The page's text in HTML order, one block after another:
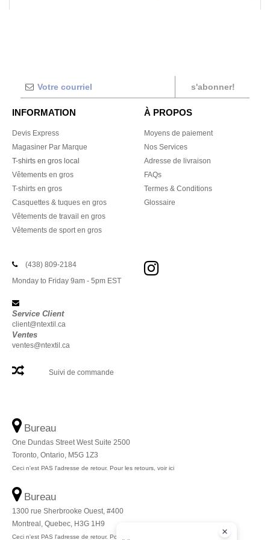
s'abonner!
INFORMATION
Devis Express
Magasiner Par Marque
T-shirts en gros local
Vêtements en gros
T-shirts en gros
Casquettes & tuques en gros
Vêtements de travail en gros
Vêtements de sport en gros
À PROPOS
Moyens de paiement
Nos Services
Adresse de livraison
FAQs
Termes & Conditions
Glossaire
(438) 809-2184
Monday to Friday 9am - 5pm EST
Service Client
client@ntextil.ca
Ventes
ventes@ntextil.ca
Suivi de commande
Bureau
One Dundas Street West Suite 2500
Toronto, Ontario, M5G 1Z3
Ceci n'est PAS l'adresse de retour. Pour les retours, voir ici
Bureau
1300 rue Sherbrooke Ouest, #400
Montreal, Quebec, H3G 1H9
Ceci n'est PAS l'adresse de retour. Pour les retours, voir ici